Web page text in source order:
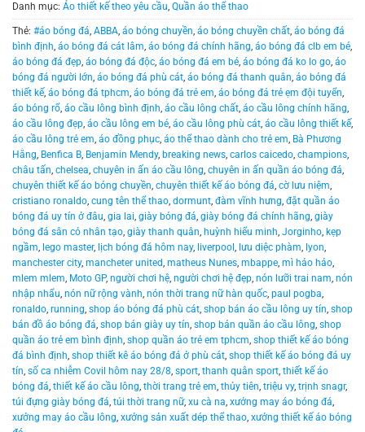
Danh mục: Áo thiết kế theo yêu cầu, Quần áo thể thao
Thẻ: #áo bóng đá, ABBA, áo bóng chuyền, áo bóng chuyền chất, áo bóng đá
bình định, áo bóng đá cát lâm, áo bóng đá chính hãng, áo bóng đá clb em bé,
áo bóng đá đẹp, áo bóng đá độc, áo bóng đá em bé, áo bóng đá ko lo go, áo
bóng đá người lớn, áo bóng đá phù cát, áo bóng đá thanh quân, áo bóng đá
thiết kế, áo bóng đá tphcm, áo bóng đá trẻ em, áo bóng đá trẻ ẹm đội tuyển,
áo bóng rổ, áo cầu lông bình định, áo cầu lông chất, áo cầu lông chính hãng,
áo cầu lông đẹp, áo cầu lông em bé, áo cầu lông phù cát, áo cầu lông thiết kế,
áo cầu lông trẻ em, áo đồng phục, áo thể thao dành cho trẻ em, Bà Phương
Hằng, Benfica B, Benjamin Mendy, breaking news, carlos caicedo, champions,
châu tấn, chelsea, chuyên in ấn áo cầu lông, chuyên in ấn quần áo bóng đá,
chuyên thiết kế áo bóng chuyền, chuyên thiết kế áo bóng đá, cờ lưu niệm,
cristiano ronaldo, cung tên thể thao, dormunt, đàm vĩnh hưng, đặt quần áo
bóng đá uy tín ở đâu, gia lai, giày bóng đá, giày bóng đá chính hãng, giày
bóng đá sân cỏ nhân tạo, giày thanh quân, huỳnh hiểu minh, Jorginho, kẹp
ngầm, lego master, lịch bóng đá hôm nay, liverpool , lưu diệc phàm, lyon,
manchester city, mancheter united, matheus Nunes, mbappe, mì hảo hảo,
mlem mlem, Moto GP, người chơi hệ, người chơi hệ đẹp, nón lưỡi trai nam, nón
nhập nhẩu, nón nữ rộng vành, nón thời trang nữ hàn quốc, paul pogba,
ronaldo, running, shop áo bóng đá phù cát, shop bán áo cầu lông uy tín, shop
bán đồ áo bóng đá, shop bán giày uy tín, shop bán quần áo cầu lông, shop
quần áo trẻ em bình định, shop quần áo trẻ em tphcm, shop thiết kế áo bóng
đá bình định, shop thiết kê áo bóng đá ở phù cát, shop thiết kế áo bóng đá uy
tín, số ca nhiễm Covil hôm nay 28/8, sport, thanh quân sport, thiết kế áo
bóng đá, thiết kế áo cầu lông, thời trang trẻ em, thủy tiên, triệu vy, trịnh snagr,
túi đựng giày bóng đá, túi thời trang nữ, xu cà na, xưởng may áo bóng đá,
xưởng may áo cầu lông, xưởng sản xuất dép thể thao, xưởng thiết kế áo bóng